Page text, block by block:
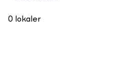
0 lokaler